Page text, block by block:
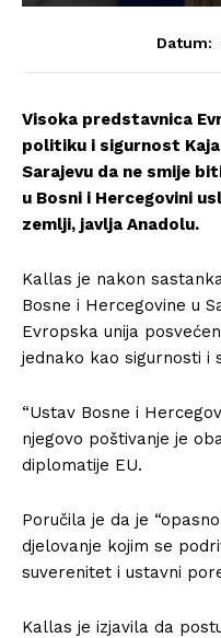
Datum:
Visoka predstavnica
politiku i sigurnost
Sarajevu da ne smije
u Bosni i Hercegovini
zemlji, javlja Anadolu.
Kallas je nakon
Bosne i Hercegovine u
Evropska unija
jednako kao sigurnosti i
“Ustav Bosne i
njegovo poštivanje je
diplomatije EU.
Poručila je da je
djelovanje kojim se
suverenitet i ustavni
Kallas je izjavila da